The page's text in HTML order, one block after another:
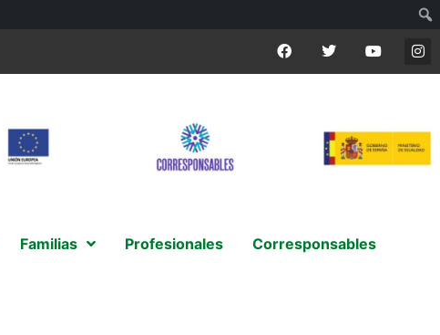
Familias Profesionales Corresponsables